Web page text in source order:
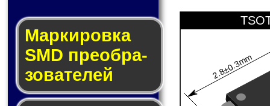
Мар­ки­ров­ка
SMD пре­об­ра­
зо­ва­те­лей
2.8±0.3mm